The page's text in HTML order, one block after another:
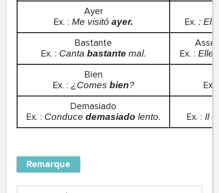
Ayer
Ex. : Me visitó ayer. Ex. :
Bastante
Ex. : Canta bastante mal.
Ex. : Elle
Bien
Ex. : ¿Comes bien?
Ex.
Demasiado
Ex. : Conduce demasiado lento. Ex. : Il
Remarque